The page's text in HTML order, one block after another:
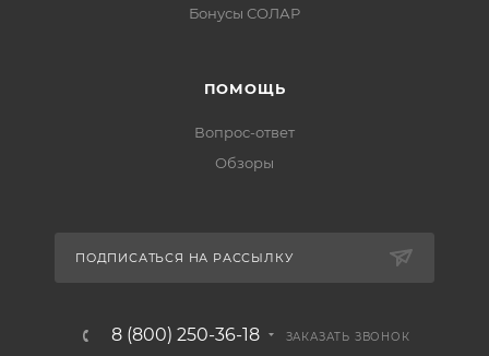
Бонусы СОЛАР
ПОМОЩЬ
Вопрос-ответ
Обзоры
ПОДПИСАТЬСЯ НА РАССЫЛКУ
8 (800) 250-36-18 ЗАКАЗАТЬ ЗВОНОК